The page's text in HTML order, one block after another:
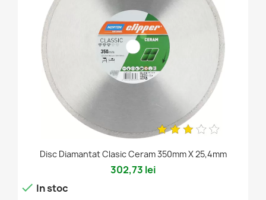
Disc Diamantat Clasic Ceram 350mm X 25,4mm
302,73 lei
 In stoc